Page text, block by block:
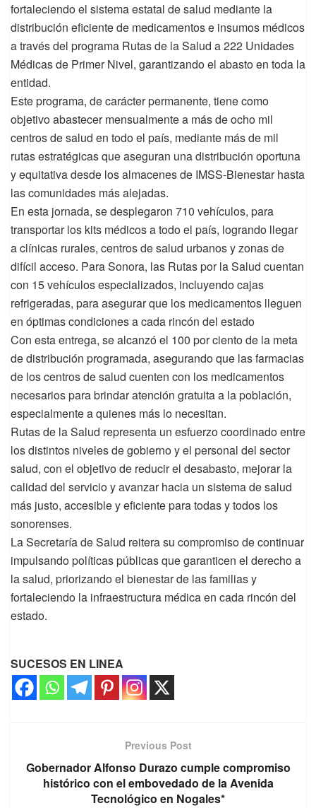
fortaleciendo el sistema estatal de salud mediante la
distribución eficiente de medicamentos e insumos médicos
a través del programa Rutas de la Salud a 222 Unidades
Médicas de Primer Nivel, garantizando el abasto en toda la
entidad.
Este programa, de carácter permanente, tiene como
objetivo abastecer mensualmente a más de ocho mil
centros de salud en todo el país, mediante más de mil
rutas estratégicas que aseguran una distribución oportuna
y equitativa desde los almacenes de IMSS-Bienestar hasta
las comunidades más alejadas.
En esta jornada, se desplegaron 710 vehículos, para
transportar los kits médicos a todo el país, logrando llegar
a clínicas rurales, centros de salud urbanos y zonas de
difícil acceso. Para Sonora, las Rutas por la Salud cuentan
con 15 vehículos especializados, incluyendo cajas
refrigeradas, para asegurar que los medicamentos lleguen
en óptimas condiciones a cada rincón del estado
Con esta entrega, se alcanzó el 100 por ciento de la meta
de distribución programada, asegurando que las farmacias
de los centros de salud cuenten con los medicamentos
necesarios para brindar atención gratuita a la población,
especialmente a quienes más lo necesitan.
Rutas de la Salud representa un esfuerzo coordinado entre
los distintos niveles de gobierno y el personal del sector
salud, con el objetivo de reducir el desabasto, mejorar la
calidad del servicio y avanzar hacia un sistema de salud
más justo, accesible y eficiente para todas y todos los
sonorenses.
La Secretaría de Salud reitera su compromiso de continuar
impulsando políticas públicas que garanticen el derecho a
la salud, priorizando el bienestar de las familias y
fortaleciendo la infraestructura médica en cada rincón del
estado.
SUCESOS EN LINEA
Previous Post
Gobernador Alfonso Durazo cumple compromiso
histórico con el embovedado de la Avenida
Tecnológico en Nogales*